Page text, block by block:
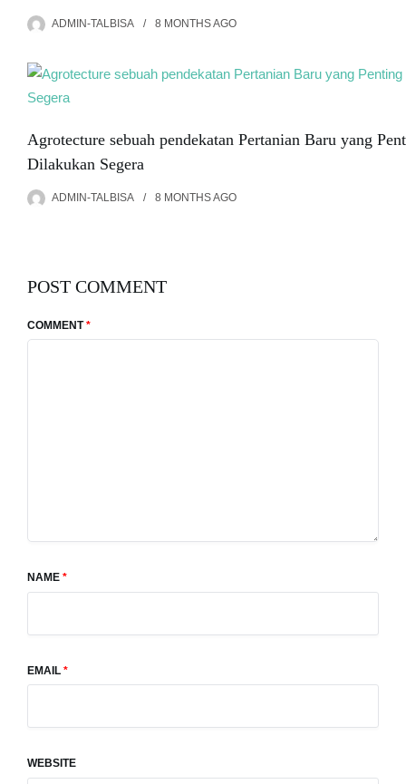
ADMIN-TALBISA 8 MONTHSAGO
Agrotecture sebuah pendekatan Pertanian Baru yang
Dilakukan Segera
ADMIN-TALBISA 8 MONTHSAGO
POST COMMENT
COMMENT*
NAME *
EMAIL *
WEBSITE